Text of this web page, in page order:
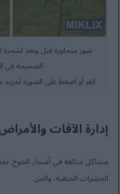
صور متجاورة قبل وبعد لشجرة
الصحيحة في
انقر أو اضغط على الصورة
إدارة الآفات
مشاكل شائعة في أشجار الخوخ:
الحشرات المثقبة، والمن